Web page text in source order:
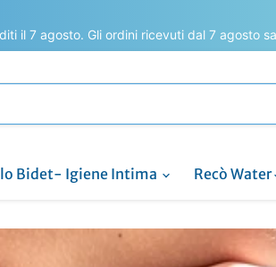
il 7 agosto. Gli ordini ricevuti dal 7 agosto
Bidet- Igiene Intima Recò Water